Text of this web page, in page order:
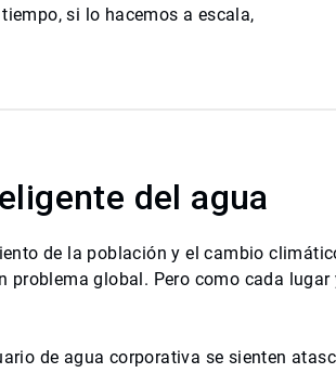
si lo hacemos a escala,
del agua
de la población y el cambio
problema global. Pero como cada
de agua corporativa se sienten